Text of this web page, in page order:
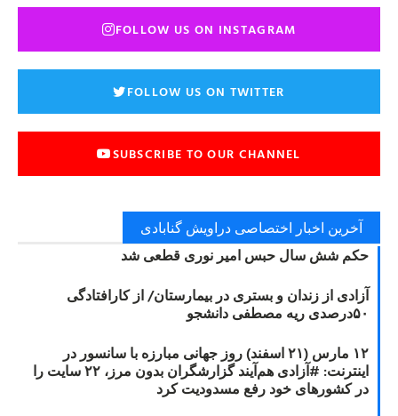
FOLLOW US ON INSTAGRAM
FOLLOW US ON TWITTER
SUBSCRIBE TO OUR CHANNEL
آخرین اخبار اختصاصی دراویش گنابادی
حکم شش سال حبس امیر نوری قطعی شد
آزادی از زندان و بستری در بیمارستان/ از کارافتادگی
۵۰درصدی ریه مصطفی دانشجو
۱۲ مارس (۲۱ اسفند) روز جهانی مبارزه با سانسور در
اینترنت: #آزادی هم‌آیند گزارشگران‌ بدون مرز، ۲۲ سایت را
در کشورهای خود رفع مسدودیت کرد